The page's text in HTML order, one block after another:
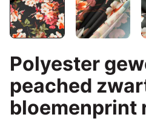
Polyester
peached
bloemenprint